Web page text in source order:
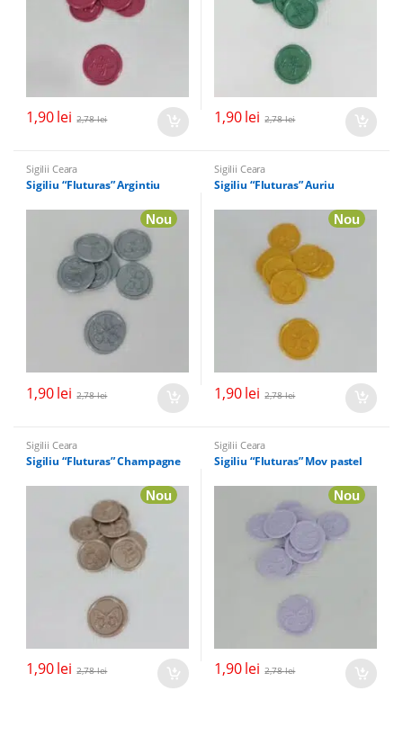
1,90lei 2,78lei 1,90lei 2,78lei
Sigilii Ceara
Sigiliu “Fluturas” Argintiu
Nou
1,90lei 2,78lei
Sigilii Ceara
Sigiliu “Fluturas” Auriu
Nou
1,90lei 2,78lei
Sigilii Ceara
Sigiliu “Fluturas” Champagne
Nou
1,90lei 2,78lei
Sigilii Ceara
Sigiliu “Fluturas” Mov pastel
Nou
1,90lei 2,78lei